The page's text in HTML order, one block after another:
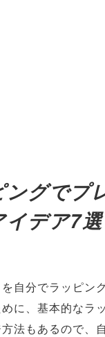
ングでプ
イデア7選
自分でラッピン
に、基本的なラ
法もあるので、